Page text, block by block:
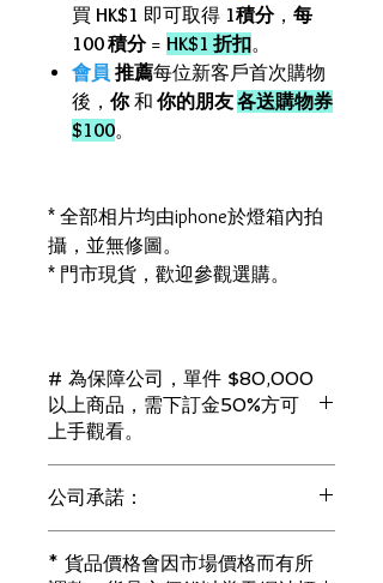
買 HK$1 即可取得 1積分， 每
100 積分= HK$1 折扣。
會員 推薦每位新客戶首次購物
後， 你和 你的朋友各送購物券
$100。
* 全部相片均由iphone於燈箱內拍
攝，並無修圖。
* 門市現貨，歡迎參觀選購。
# 為保障公司，單件 $80,000
以上商品，需下訂金50%方可
上手觀看。
（訂金只接受 現金 或 信用卡）
公司承諾：
冇加色！冇化妝！
* 貨品價格會因市場價格而有所